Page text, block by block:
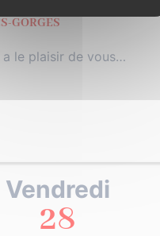
L’AGENCE POSTALE DE ST-
GORGES
le plaisir de vous…
Vendredi
28